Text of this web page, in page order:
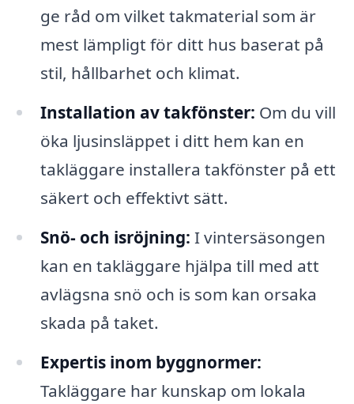
ge råd om vilket takmaterial som är
mest lämpligt för ditt hus baserat på
stil, hållbarhet och klimat.
Installation av takfönster: Om du vill
öka ljusinsläppet i ditt hem kan en
takläggare installera takfönster på ett
säkert och effektivt sätt.
Snö- och isröjning: I vintersäsongen
kan en takläggare hjälpa till med att
avlägsna snö och is som kan orsaka
skada på taket.
Expertis inom byggnormer:
Takläggare har kunskap om lokala